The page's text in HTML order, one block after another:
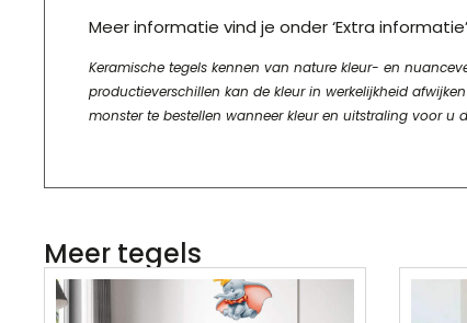
Meer informatie vind je onder ‘Extra
Keramische tegels kennen van nature kleur- en
productieverschillen kan de kleur in werkelijkheid
monster te bestellen wanneer kleur en uitstraling voor u
Meer tegels